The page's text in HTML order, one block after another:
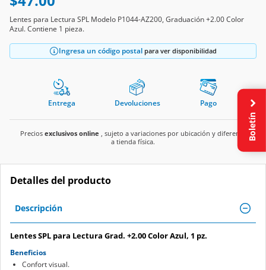
Lentes para Lectura SPL Modelo P1044-AZ200, Graduación +2.00 Color
Azul. Contiene 1 pieza.
Ingresa un código postal para ver disponibilidad
Entrega Devoluciones Pago
Precios exclusivos online , sujeto a variaciones por ubicación y diferente
a tienda física.
Detalles del producto
Descripción
Lentes SPL para Lectura Grad. +2.00 Color Azul, 1 pz.
Beneficios
Confort visual.
Boletín